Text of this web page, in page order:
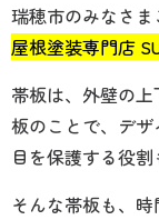
瑞穂市のみなさま
屋根塗装専門店
帯板は、外壁の
板のことで、デ
目を保護する役割
そんな帯板も、